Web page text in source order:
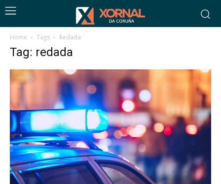
Home Tags Redada
Tag: redada